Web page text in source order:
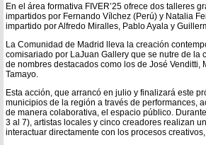
En el área formativa FIVER’25 ofrece dos talleres
impartidos por Fernando Vílchez (Perú) y Natalia
impartido por Alfredo Miralles, Pablo Ayala y
La Comunidad de Madrid lleva la creación
comisariado por LaJuan Gallery que se nutre de la
de nombres destacados como los de José
Tamayo.
Esta acción, que arrancó en julio y finalizará este
municipios de la región a través de performances,
de manera colaborativa, el espacio público.
3 al 7), artistas locales y cinco creadores realizan
interactuar directamente con los procesos